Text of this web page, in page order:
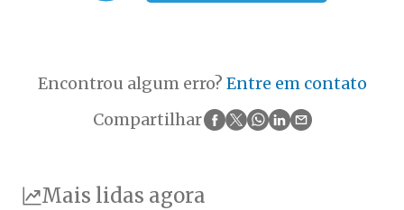
Encontrou algum erro? Entre em contato
Compartilhar
Mais lidas agora